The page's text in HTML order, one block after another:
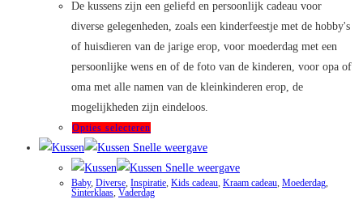
€19,50
De kussens zijn een geliefd en persoonlijk cadeau voor
diverse gelegenheden, zoals een kinderfeestje met de hobby's
of huisdieren van de jarige erop, voor moederdag met een
persoonlijke wens en of de foto van de kinderen, voor opa of
oma met alle namen van de kleinkinderen erop, de
mogelijkheden zijn eindeloos.
Opties selecteren
product
heeft
meerdere
Snelle weergave
Snelle weergave
Baby, Diverse, Inspiratie, Kids cadeau, Kraam cadeau, Moederdag,
Sinterklaas, Vaderdag